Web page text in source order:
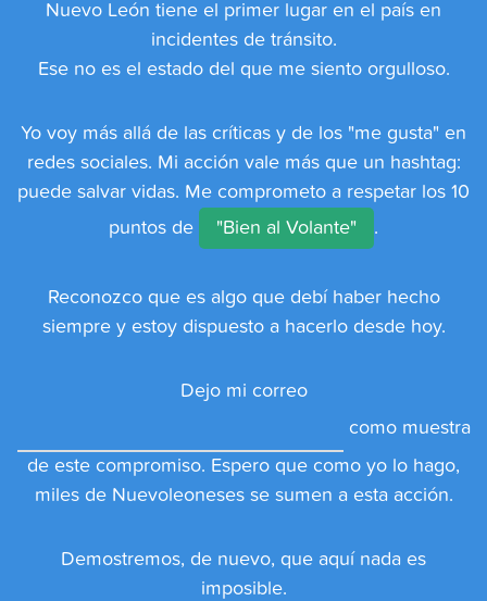
Nuevo León tiene el primer lugar en el país en
incidentes de tránsito.
Ese no es el estado del que me siento orgulloso.
Yo voy más allá de las críticas y de los "me gusta" en
redes sociales. Mi acción vale más que un hashtag:
puede salvar vidas. Me comprometo a respetar los 10
puntos de
"Bien al Volante" .
Reconozco que es algo que debí haber hecho
siempre y estoy dispuesto a hacerlo desde hoy.
Dejo mi correo
como muestra
de este compromiso. Espero que como yo lo hago,
miles de Nuevoleoneses se sumen a esta acción.
Demostremos, de nuevo, que aquí nada es
imposible.